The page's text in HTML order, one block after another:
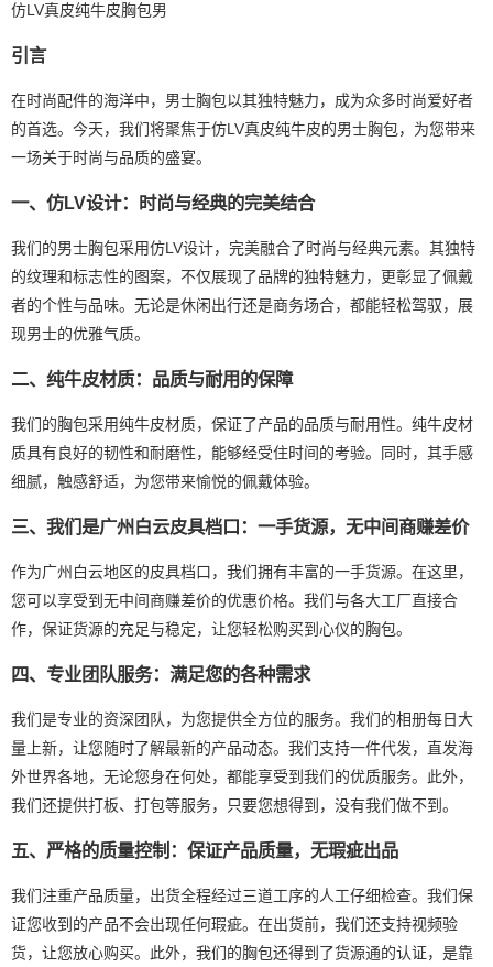
仿LV真皮纯牛皮胸包男
引言
在时尚配件的海洋中，男士胸包以其独特魅力，成为众多时尚爱好者
的首选。今天，我们将聚焦于仿LV真皮纯牛皮的男士胸包，为您带来
一场关于时尚与品质的盛宴。
一、仿LV设计：时尚与经典的完美结合
我们的男士胸包采用仿LV设计，完美融合了时尚与经典元素。其独特
的纹理和标志性的图案，不仅展现了品牌的独特魅力，更彰显了佩戴
者的个性与品味。无论是休闲出行还是商务场合，都能轻松驾驭，展
现男士的优雅气质。
二、纯牛皮材质：品质与耐用的保障
我们的胸包采用纯牛皮材质，保证了产品的品质与耐用性。纯牛皮材
质具有良好的韧性和耐磨性，能够经受住时间的考验。同时，其手感
细腻，触感舒适，为您带来愉悦的佩戴体验。
三、我们是广州白云皮具档口：一手货源，无中间商赚差价
作为广州白云地区的皮具档口，我们拥有丰富的一手货源。在这里，
您可以享受到无中间商赚差价的优惠价格。我们与各大工厂直接合
作，保证货源的充足与稳定，让您轻松购买到心仪的胸包。
四、专业团队服务：满足您的各种需求
我们是专业的资深团队，为您提供全方位的服务。我们的相册每日大
量上新，让您随时了解最新的产品动态。我们支持一件代发，直发海
外世界各地，无论您身在何处，都能享受到我们的优质服务。此外，
我们还提供打板、打包等服务，只要您想得到，没有我们做不到。
五、严格的质量控制：保证产品质量，无瑕疵出品
我们注重产品质量，出货全程经过三道工序的人工仔细检查。我们保
证您收到的产品不会出现任何瑕疵。在出货前，我们还支持视频验
货，让您放心购买。此外，我们的胸包还得到了货源通的认证，是靠